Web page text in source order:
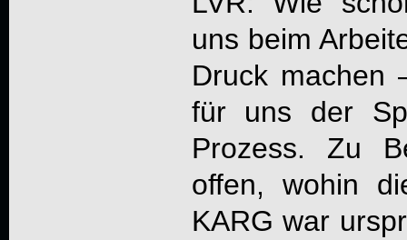
uns beim
Druck machen
für uns der
Prozess. Zu
offen, wohin
KARG war